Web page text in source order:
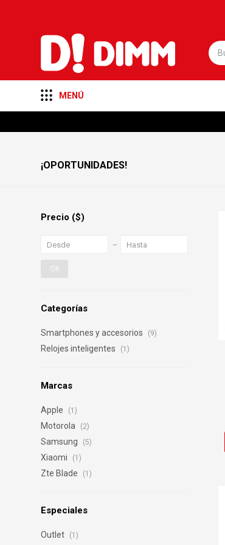
MENÚ
¡OPORTUNIDADES!
Categorías
Smartphones y accesorios (9)
Relojes inteligentes (1)
Marcas
Apple (1)
Motorola (2)
Samsung (5)
Xiaomi (1)
Zte Blade (1)
Precio ($)
OK
Especiales
Outlet (1)